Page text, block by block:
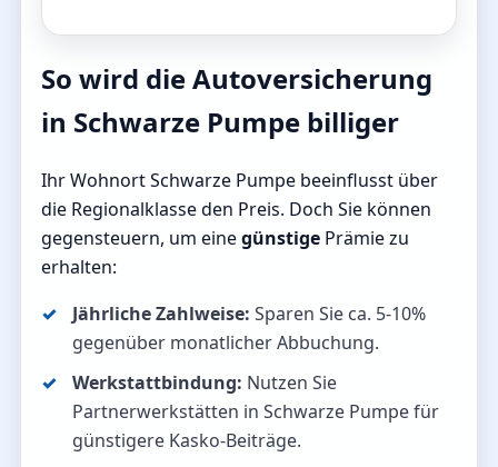
So wird die Autoversicherung
in Schwarze Pumpe billiger
Ihr Wohnort Schwarze Pumpe beeinflusst über
die Regionalklasse den Preis. Doch Sie können
gegensteuern, um einegünstige Prämie zu
erhalten:
Jährliche Zahlweise: Sparen Sie ca. 5-10%
gegenüber monatlicher Abbuchung.
Werkstattbindung: Nutzen Sie
Partnerwerkstätten in Schwarze Pumpe für
günstigere Kasko-Beiträge.